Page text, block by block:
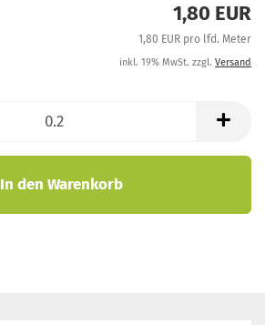
1,80 EUR
1,80 EUR pro lfd. Meter
inkl. 19% MwSt. zzgl. Versand
In den Warenkorb